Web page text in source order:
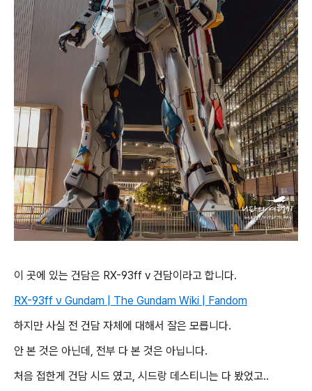
이 곳에 있는 건담은 RX-93ff v 건담이라고 합니다.
RX-93ff ν Gundam | The Gundam Wiki | Fandom
하지만 사실 전 건담 자체에 대해서 잘은 모릅니다.
안 본 것은 아닌데, 전부 다 본 것은 아닙니다.
처음 접한게 건담 시드 였고, 시드랑 데스티니는 다 봤었고..